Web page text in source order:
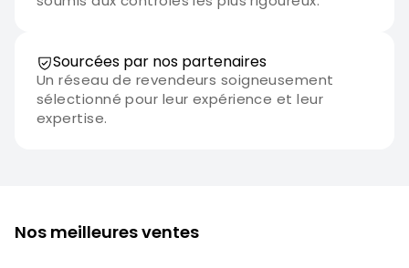
Sourcées par nos partenaires
Un réseau de revendeurs soigneusement
sélectionné pour leur expérience et leur
expertise.
Nos meilleures ventes